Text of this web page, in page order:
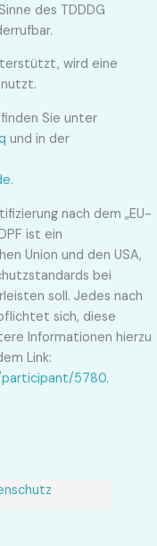
des TDDDG
wird eine
Sie unter
und in der
.
nach dem „EU-
ist ein
Union und den USA,
bei
soll. Jedes nach
sich, diese
Informationen hierzu
Link:
5780.